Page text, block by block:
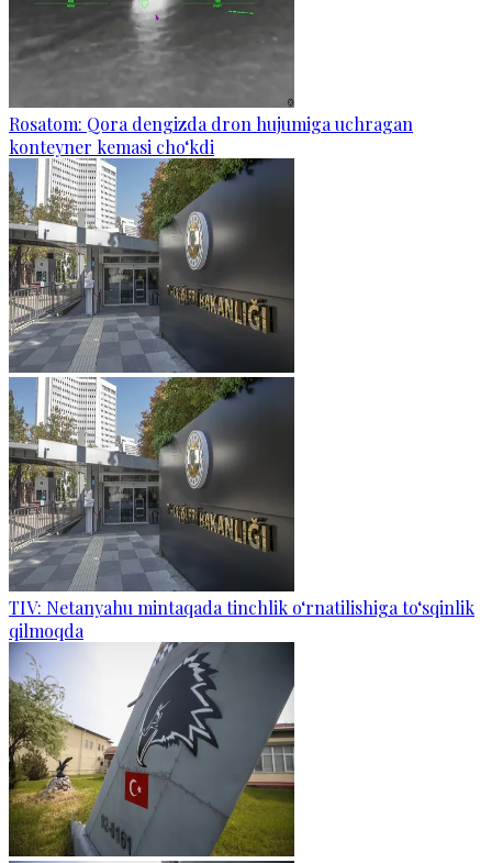
Rosatom: Qora dengizda dron hujumiga uchragan
konteyner kemasi cho‘kdi
TIV: Netanyahu mintaqada tinchlik o‘rnatilishiga to‘sqinlik
qilmoqda